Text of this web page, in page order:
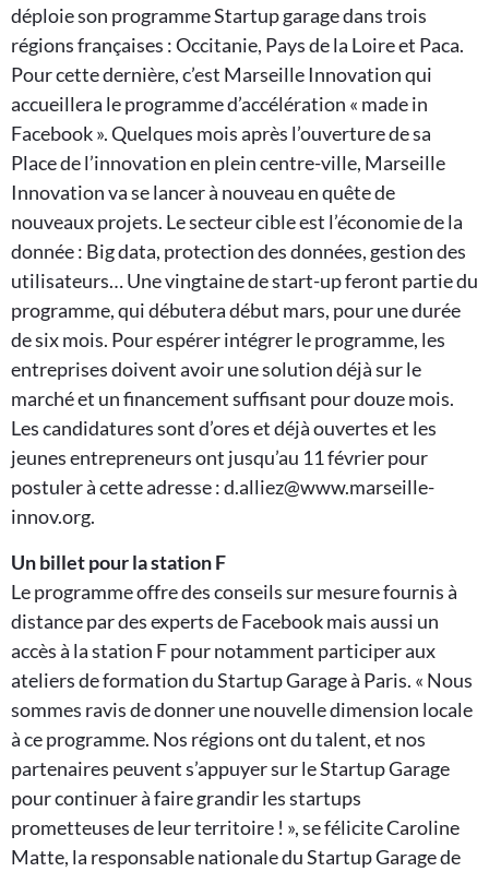
déploie son programme Startup garage dans trois
régions françaises : Occitanie, Pays de la Loire et Paca.
Pour cette dernière, c’est Marseille Innovation qui
accueillera le programme d’accélération « made in
Facebook ». Quelques mois après l’ouverture de sa
Place de l’innovation en plein centre-ville, Marseille
Innovation va se lancer à nouveau en quête de
nouveaux projets. Le secteur cible est l’économie de la
donnée : Big data, protection des données, gestion des
utilisateurs… Une vingtaine de start-up feront partie du
programme, qui débutera début mars, pour une durée
de six mois. Pour espérer intégrer le programme, les
entreprises doivent avoir une solution déjà sur le
marché et un financement suffisant pour douze mois.
Les candidatures sont d’ores et déjà ouvertes et les
jeunes entrepreneurs ont jusqu’au 11 février pour
postuler à cette adresse : d.alliez@www.marseille-
innov.org.
Un billet pour la station F
Le programme offre des conseils sur mesure fournis à
distance par des experts de Facebook mais aussi un
accès à la station F pour notamment participer aux
ateliers de formation du Startup Garage à Paris. « Nous
sommes ravis de donner une nouvelle dimension locale
à ce programme. Nos régions ont du talent, et nos
partenaires peuvent s’appuyer sur le Startup Garage
pour continuer à faire grandir les startups
prometteuses de leur territoire ! », se félicite Caroline
Matte, la responsable nationale du Startup Garage de